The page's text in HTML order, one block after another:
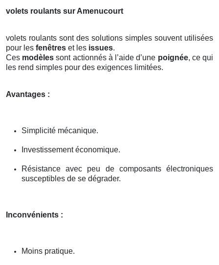
volets roulants sur Amenucourt
volets roulants sont des solutions simples souvent utilisées
pour les fenêtres et les issues.
Ces modèles sont actionnés à l’aide d’une poignée, ce qui
les rend simples pour des exigences limitées.
Avantages :
Simplicité mécanique.
Investissement économique.
Résistance avec peu de composants électroniques
susceptibles de se dégrader.
Inconvénients :
Moins pratique.